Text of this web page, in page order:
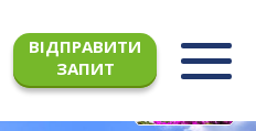
ВІДПРАВИТИ
ЗАПИТ